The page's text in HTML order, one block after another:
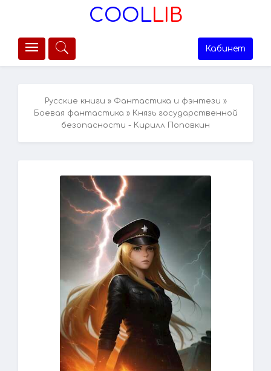
COOLLIB
Кабинет
Русские книги » Фантастика и фэнтези »
Боевая фантастика » Князь государственной
безопасности - Кирилл Поповкин